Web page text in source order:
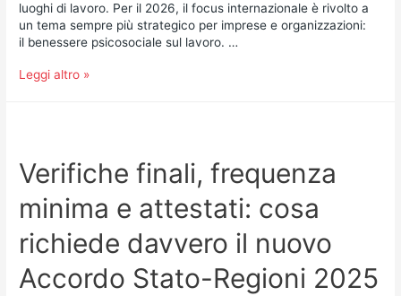
luoghi di lavoro. Per il 2026, il focus internazionale è rivolto a
un tema sempre più strategico per imprese e organizzazioni:
il benessere psicosociale sul lavoro. …
Leggi altro »
Verifiche finali, frequenza
minima e attestati: cosa
richiede davvero il nuovo
Accordo Stato-Regioni 2025